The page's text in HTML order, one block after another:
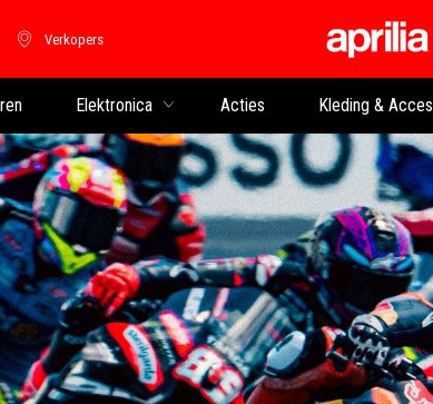
Verkopers
Verkopers
Elektronica Acties Kleding &